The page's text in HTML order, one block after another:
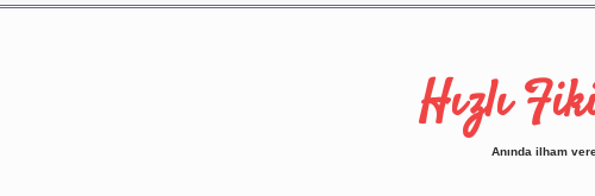
Hızlı
Anında ilham